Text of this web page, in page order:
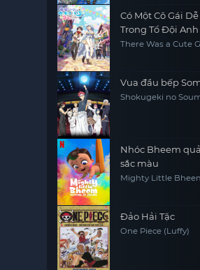
Có Một Cô Gái
Trong Tổ Đội
Tôi Thử Tỏ Tình
There Was a Cute
Vua đầu bếp
Shokugeki no
Nhóc Bheem
sắc màu
Mighty Little
Đảo Hải Tặc
One Piece (Luffy)